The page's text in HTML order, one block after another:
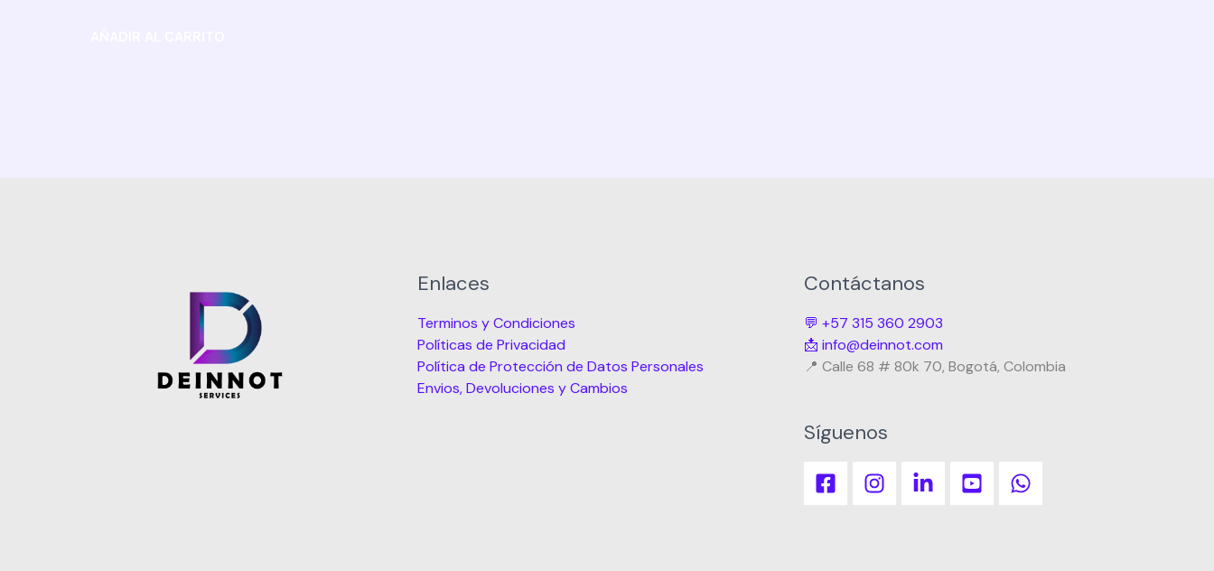
Enlaces
Terminos y Condiciones
Políticas de Privacidad
Política de Protección de Datos Personales
Envios, Devoluciones y Cambios
Contáctanos
💬 +57 315 360 2903
📩 info@deinnot.com
📍 Calle 68 # 80k 70, Bogotá, Colombia
Síguenos